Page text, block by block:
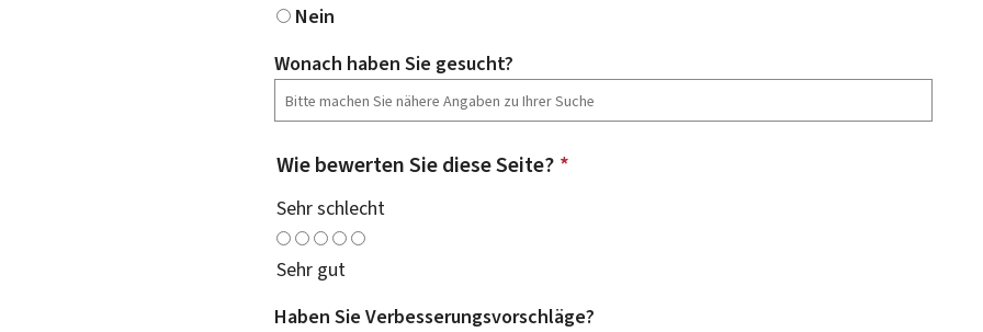
Nein
Wonach haben Sie gesucht?
Wie bewerten Sie diese Seite? *
Sehr schlecht
Sehr gut
Haben Sie Verbesserungsvorschläge?